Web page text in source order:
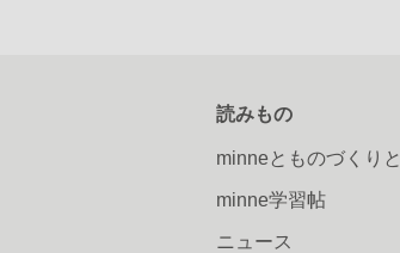
読みもの
minneとものづくりと
minne学習帖
ニュース